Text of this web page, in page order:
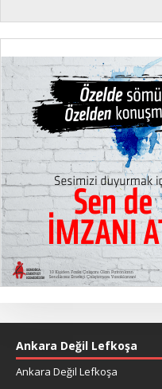
Ankara Değil Lefkoşa
Ankara Değil Lefkoşa